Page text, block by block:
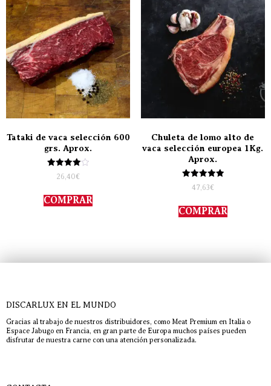
Tataki de vaca selección 600
grs. Aprox.
Valorado
con
de 5
26,40€
COMPRAR
Chuleta de lomo alto de
vaca selección europea 1Kg.
Aprox.
Valorado
con
de 5
47,63€
COMPRAR
DISCARLUX EN EL MUNDO
Gracias al trabajo de nuestros distribuidores, como Meat Premium en Italia o
Espace Jabugo en Francia, en gran parte de Europa muchos países pueden
disfrutar de nuestra carne con una atención personalizada.